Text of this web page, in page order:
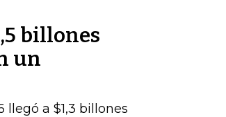
billones
un
a $1,3 billones